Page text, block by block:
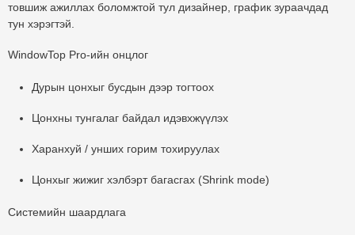
товшиж ажиллах боломжтой тул дизайнер, график зураачдад
тун хэрэгтэй.
WindowTop Pro-ийн онцлог
Дурын цонхыг бусдын дээр тогтоох
Цонхны тунгалаг байдал идэвхжүүлэх
Харанхуй / унших горим тохируулах
Цонхыг жижиг хэлбэрт багасгах (Shrink mode)
Системийн шаардлага